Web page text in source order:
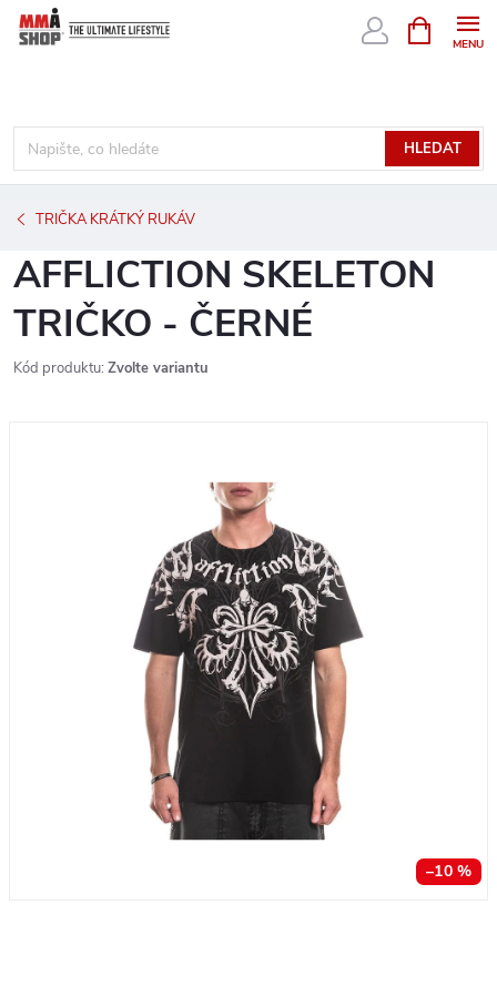
Přejít
HLEDAT
NÁKUPNÍ
KOŠÍK
TRIČKA KRÁTKÝ RUKÁV
AFFLICTION SKELETON
TRIČKO - ČERNÉ
Kód produktu: Zvolte variantu
–10 %